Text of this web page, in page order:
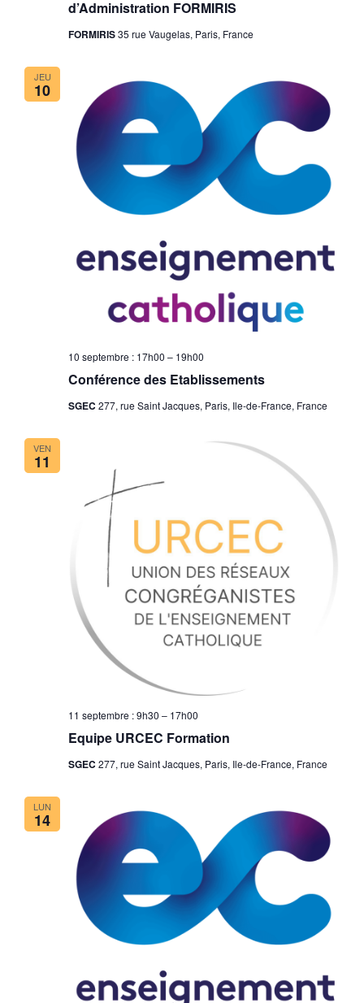
d’Administration FORMIRIS
FORMIRIS35 rue Vaugelas, Paris, France
JEU
10
Conférence des Etablissements
10 septembre : 17h00 – 19h00
SGEC277, rue Saint Jacques, Paris, Ile-de-France, France
VEN
11
Equipe URCEC Formation
11 septembre : 9h30 – 17h00
SGEC277, rue Saint Jacques, Paris, Ile-de-France, France
LUN
14